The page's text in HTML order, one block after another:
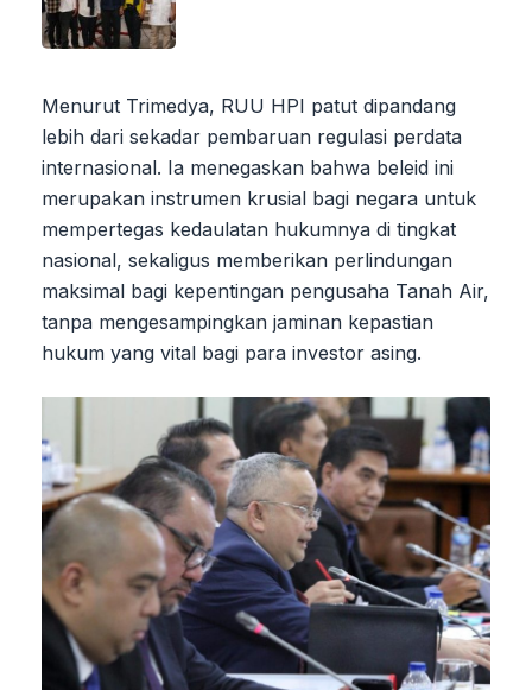
Menurut Trimedya, RUU HPI patut dipandang
lebih dari sekadar pembaruan regulasi perdata
internasional. Ia menegaskan bahwa beleid ini
merupakan instrumen krusial bagi negara untuk
mempertegas kedaulatan hukumnya di tingkat
nasional, sekaligus memberikan perlindungan
maksimal bagi kepentingan pengusaha Tanah Air,
tanpa mengesampingkan jaminan kepastian
hukum yang vital bagi para investor asing.